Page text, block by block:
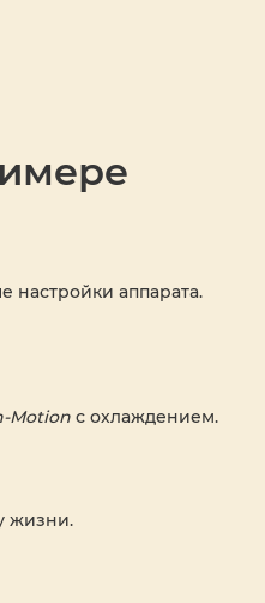
настройки аппарата.
Motion с охлаждением.
жизни.